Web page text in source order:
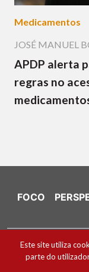
Medicamentos
JOSÉ MANUEL
APDP alerta
regras no
FOCO
Ficha Técnica e
Política de
Este site utiliza
parte do